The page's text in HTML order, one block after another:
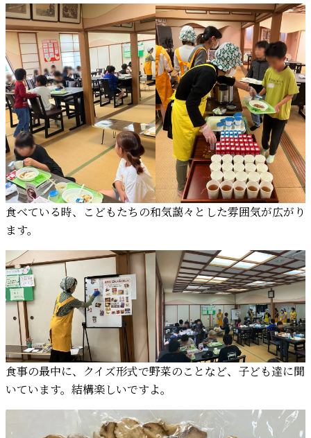
食べている時、こどもたちの和気藹々とした雰囲気が広がり
ます。
食事の最中に、クイズ形式で野菜のことなど、子ども達に聞
いています。結構楽しいですよ。